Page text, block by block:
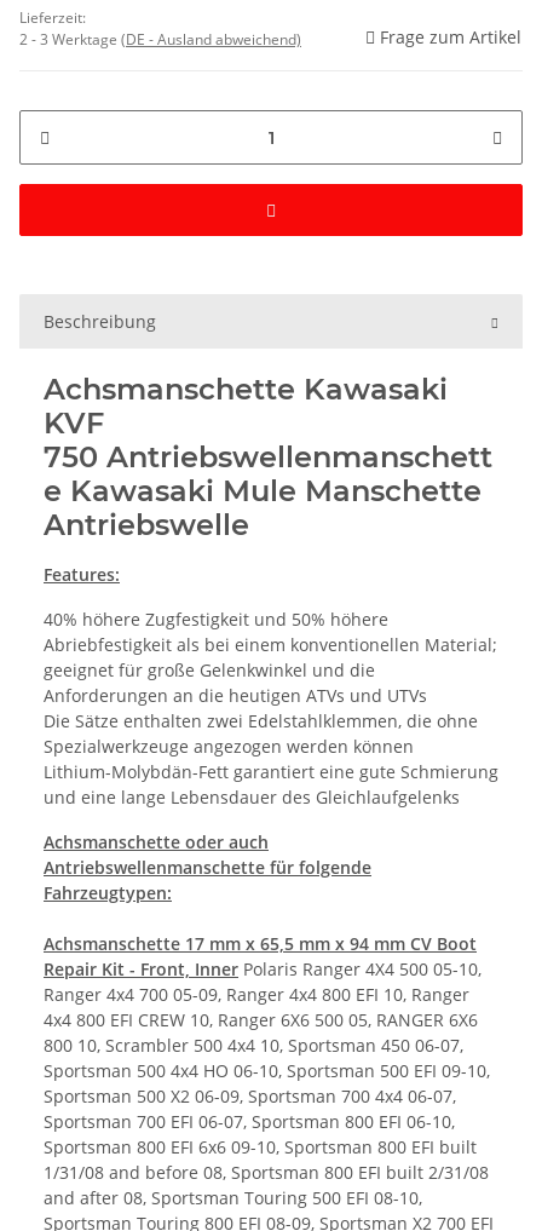
Lieferzeit:
2 - 3 Werktage (DE - Ausland abweichend) Frage zum Artikel
Beschreibung
Achsmanschette Kawasaki
KVF
750 Antriebswellenmanschett
e Kawasaki Mule Manschette
Antriebswelle
Features:
40% höhere Zugfestigkeit und 50% höhere
Abriebfestigkeit als bei einem konventionellen Material;
geeignet für große Gelenkwinkel und die
Anforderungen an die heutigen ATVs und UTVs
Die Sätze enthalten zwei Edelstahlklemmen, die ohne
Spezialwerkzeuge angezogen werden können
Lithium-Molybdän-Fett garantiert eine gute Schmierung
und eine lange Lebensdauer des Gleichlaufgelenks
Achsmanschette oder auch
Antriebswellenmanschette für folgende
Fahrzeugtypen:
Achsmanschette 17 mm x 65,5 mm x 94 mm CV Boot
Repair Kit - Front, Inner Polaris Ranger 4X4 500 05-10,
Ranger 4x4 700 05-09, Ranger 4x4 800 EFI 10, Ranger
4x4 800 EFI CREW 10, Ranger 6X6 500 05, RANGER 6X6
800 10, Scrambler 500 4x4 10, Sportsman 450 06-07,
Sportsman 500 4x4 HO 06-10, Sportsman 500 EFI 09-10,
Sportsman 500 X2 06-09, Sportsman 700 4x4 06-07,
Sportsman 700 EFI 06-07, Sportsman 800 EFI 06-10,
Sportsman 800 EFI 6x6 09-10, Sportsman 800 EFI built
1/31/08 and before 08, Sportsman 800 EFI built 2/31/08
and after 08, Sportsman Touring 500 EFI 08-10,
Sportsman Touring 800 EFI 08-09, Sportsman X2 700 EFI